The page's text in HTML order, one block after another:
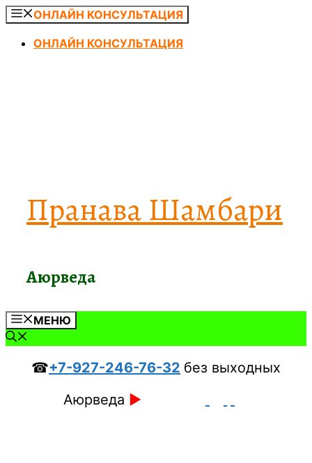
Перейти
содержимому
ОНЛАЙН КОНСУЛЬТАЦИЯ
ОНЛАЙН КОНСУЛЬТАЦИЯ
Пранава Шамбари
Аюрведа
МЕНЮ
☎+7-927-246-76-32 без выходных
Аюрведа ►